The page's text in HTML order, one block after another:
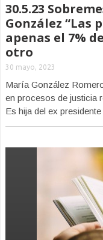
30.5.23
González “Las
apenas el 7%
otro
30 mayo, 2023
María González
en procesos de justicia
Es hija del ex